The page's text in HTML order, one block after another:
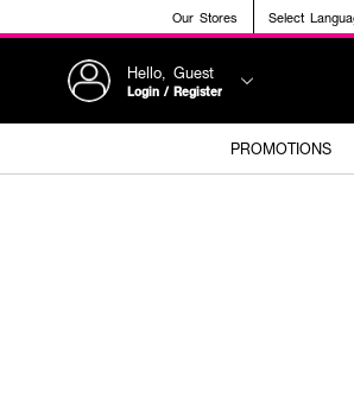
Our Stores Select
Hello, Guest
Login / Register
PROMOTIONS